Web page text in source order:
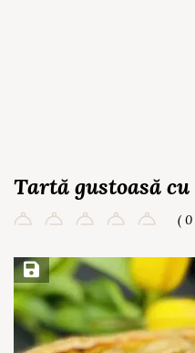
Tartă gustoasă
(
Save Recipe